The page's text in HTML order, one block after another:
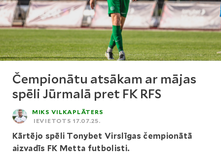
Čempionātu atsākam ar mājas
spēli Jūrmalā pret FK RFS
MIKS VILKAPLĀTERS
IEVIETOTS 17.07.25.
Kārtējo spēli Tonybet Virslīgas čempionātā
aizvadīs FK Metta futbolisti.